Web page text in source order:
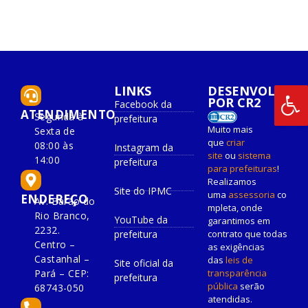
ATENDIMENTO
Segunda à
Sexta de
08:00 às
14:00
ENDEREÇO
Av. Barão do
Rio Branco,
2232.
Centro –
Castanhal –
Pará – CEP:
68743-050
LINKS
Facebook da
prefeitura
Instagram da
prefeitura
Site do IPMC
YouTube da
prefeitura
Site oficial da
prefeitura
DESENVOLVIDO
POR CR2
Muito mais
que criar
site ou sistema
para prefeituras!
Realizamos
uma assessoria co
mpleta, onde
garantimos em
contrato que todas
as exigências
das leis de
transparência
pública serão
atendidas.